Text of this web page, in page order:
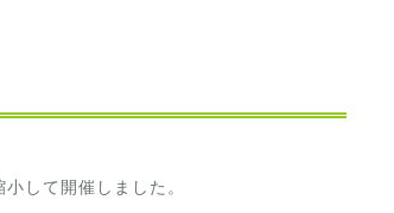
して開催しました。